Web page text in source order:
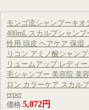
モンゴ流シャンプーキオ
400mL スカルプシャンプ
性用 頭皮 ヘアケア 保湿
リコン アミノ酸シャンプ
リュームアップ レディ
毛シャンプー 美容院 美
ロン カラーケア スカル
eeper
価格:5,072円